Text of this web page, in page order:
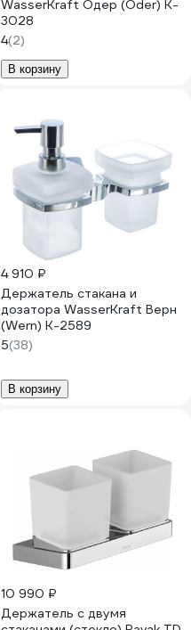
WasserKraft Одер (Oder) K-
3028
4(2)
В корзину
4 910 ₽
Держатель стакана и
дозатора WasserKraft Верн
(Wern) K-2589
5(38)
В корзину
10 990 ₽
Держатель с двумя